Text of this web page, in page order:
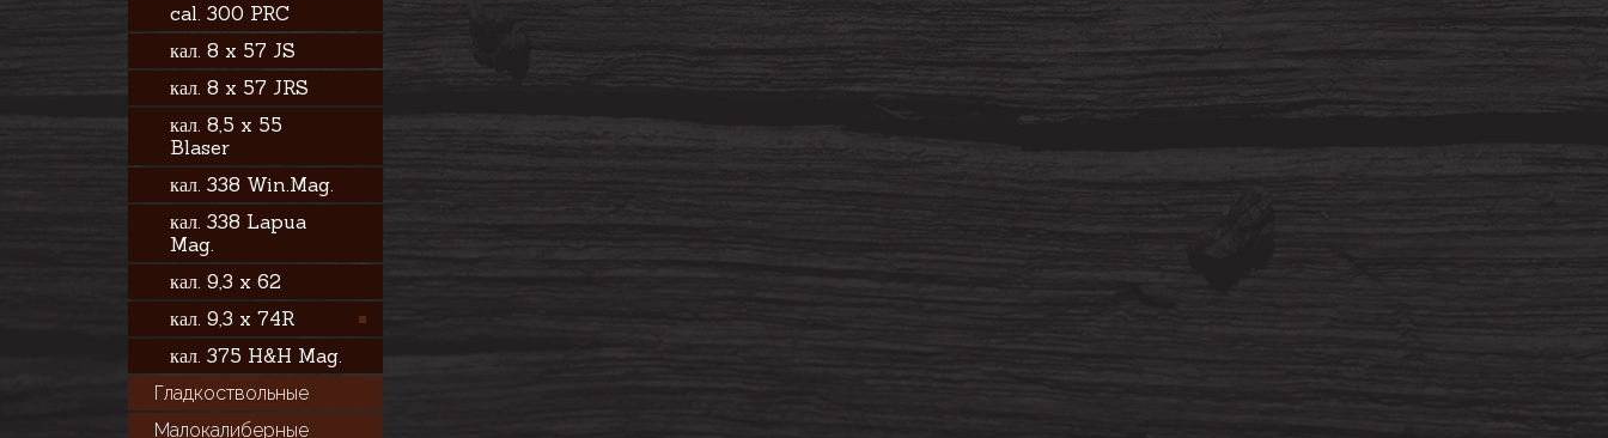
cal. 300 PRC
кал. 8 x 57 JS
кал. 8 x 57 JRS
кал. 8,5 x 55
Blaser
кал. 338 Win.Mag.
кал. 338 Lapua
Mag.
кал. 9,3 x 62
кал. 9,3 x 74R
кал. 375 H&H Mag.
Гладкоствольные
Малокалиберные